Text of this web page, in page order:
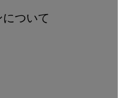
ついて